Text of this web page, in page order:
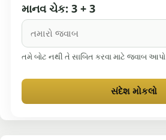
માનવ ચેક: 3 + 3
તમે બોટ નથી તે સાબિત કરવા માટે જવાબ આપો
સંદેશ મોકલો